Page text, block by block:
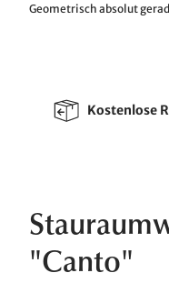
Geometrisch absolut
Kostenlose
"Canto"